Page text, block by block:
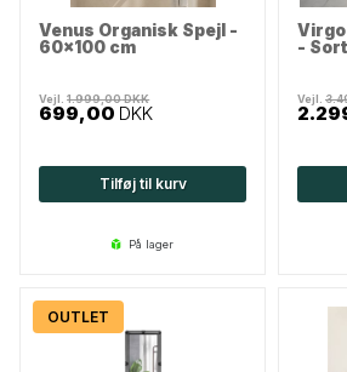
Venus Organisk Spejl -
60x100 cm
699,00 DKK
Vejl.1.999,00DKK
Tilføj til kurv
på lager
Virgo
- Sort
Vejl.
OUTLET